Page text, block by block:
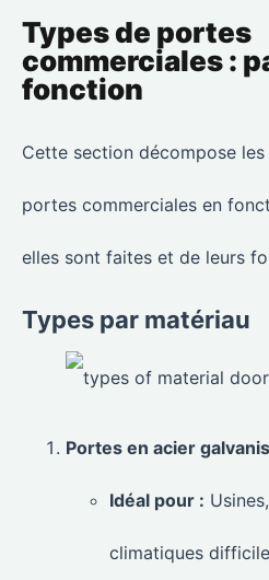
Types de portes
commerciales :
fonction
Cette section décompose
portes commerciales en
elles sont faites et de leurs
Types par matériau
Portes en acier
Idéal pour :
climatiques